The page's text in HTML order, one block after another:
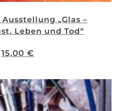
„Glas –
Leben und Tod“
15,00 €